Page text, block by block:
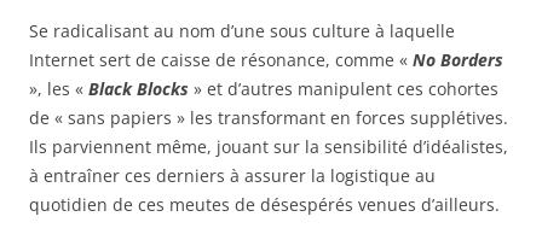
Se radicalisant au nom d’une sous culture à laquelle
Internet sert de caisse de résonance, comme « No Borders
», les « Black Blocks » et d’autres manipulent ces cohortes
de « sans papiers » les transformant en forces supplétives.
Ils parviennent même, jouant sur la sensibilité d’idéalistes,
à entraîner ces derniers à assurer la logistique au
quotidien de ces meutes de désespérés venues d’ailleurs.